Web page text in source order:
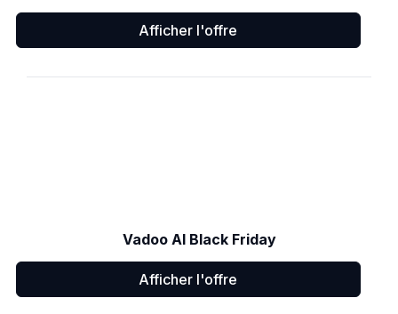
Afficher l'offre
Vadoo AI Black Friday
Afficher l'offre